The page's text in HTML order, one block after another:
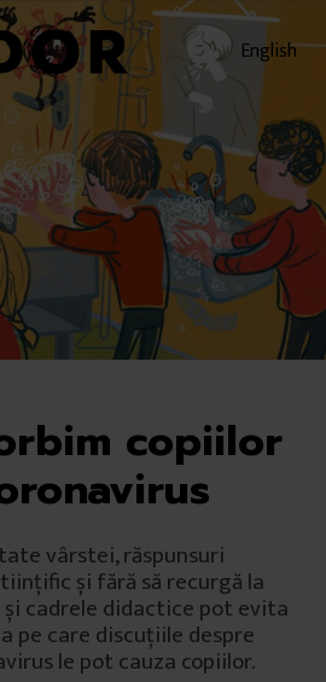
English
copiilor
vârstei, răspunsuri
și fără să recurgă la
cadrele didactice pot evita
pe care discuțiile despre
le pot cauza copiilor.